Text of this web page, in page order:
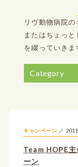
リヴ動物病院の
またはちょっ
を綴っていきま
Category
Team HOPE
ーン
キャンペーン